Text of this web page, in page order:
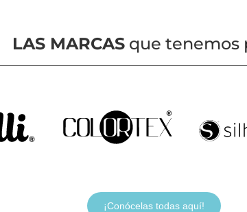
LAS MARCASque tenemos
¡Conócelas todas aquí!